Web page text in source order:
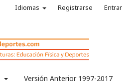
Versión Anterior 1997-2017
Idiomas Registrarse Entrar